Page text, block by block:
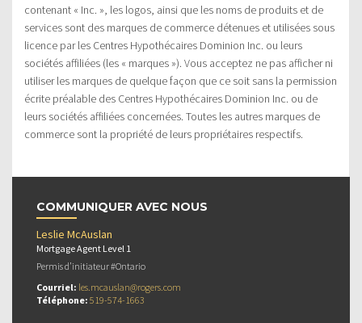
contenant « Inc. », les logos, ainsi que les noms de produits et de
services sont des marques de commerce détenues et utilisées sous
licence par les Centres Hypothécaires Dominion Inc. ou leurs
sociétés affiliées (les « marques »). Vous acceptez ne pas afficher ni
utiliser les marques de quelque façon que ce soit sans la permission
écrite préalable des Centres Hypothécaires Dominion Inc. ou de
leurs sociétés affiliées concernées. Toutes les autres marques de
commerce sont la propriété de leurs propriétaires respectifs.
COMMUNIQUER AVEC NOUS
Leslie McAuslan
Mortgage Agent Level 1
Permis d’initiateur #Ontario
Courriel: les.mcauslan@rogers.com
Téléphone: 519-574-1663